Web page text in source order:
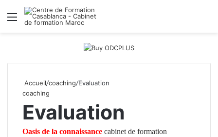
Menu
Accueil/coaching/Evaluation
coaching
Evaluation
Oasis de la connaissance cabinet de formation